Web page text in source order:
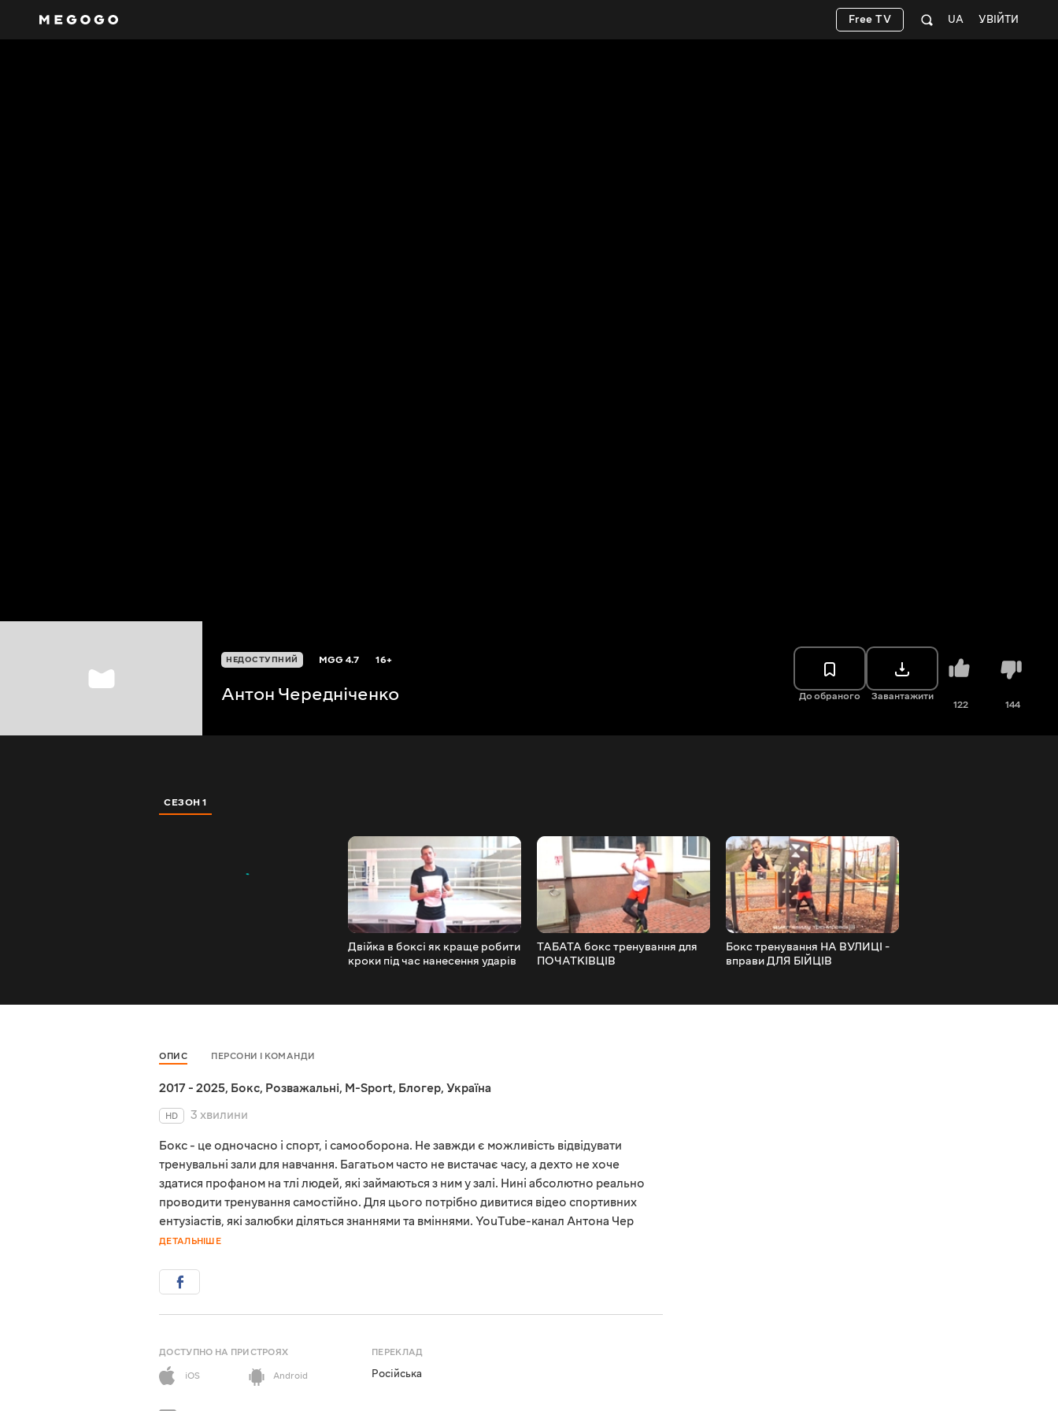
УВІЙТИ
UA
Free TV
НЕДОСТУПНИЙ MGG4.7 16+
Антон Чередніченко До обраного Завантажити
122 144
СЕЗОН 1
Двійка в боксі як краще робити
кроки під час нанесення ударів
ТАБАТА бокс тренування для
ПОЧАТКІВЦІВ
Бокс тренування НА ВУЛИЦІ -
вправи ДЛЯ БІЙЦІВ
ОПИС ПЕРСОНИ І КОМАНДИ
2017 - 2025, Бокс, Розважальні, M-Sport, Блогер, Україна
HD
3 хвилини
Бокс - це одночасно і спорт, і самооборона. Не завжди є можливість відвідувати
тренувальні зали для навчання. Багатьом часто не вистачає часу, а дехто не хоче
здатися профаном на тлі людей, які займаються з ним у залі. Нині абсолютно реально
проводити тренування самостійно. Для цього потрібно дивитися відео спортивних
ентузіастів, які залюбки діляться знаннями та вміннями. YouTube-канал Антона Чер
ДЕТАЛЬНІШЕ
ДОСТУПНО НА ПРИСТРОЯХ
iOS
Android
ПЕРЕКЛАД
Російська